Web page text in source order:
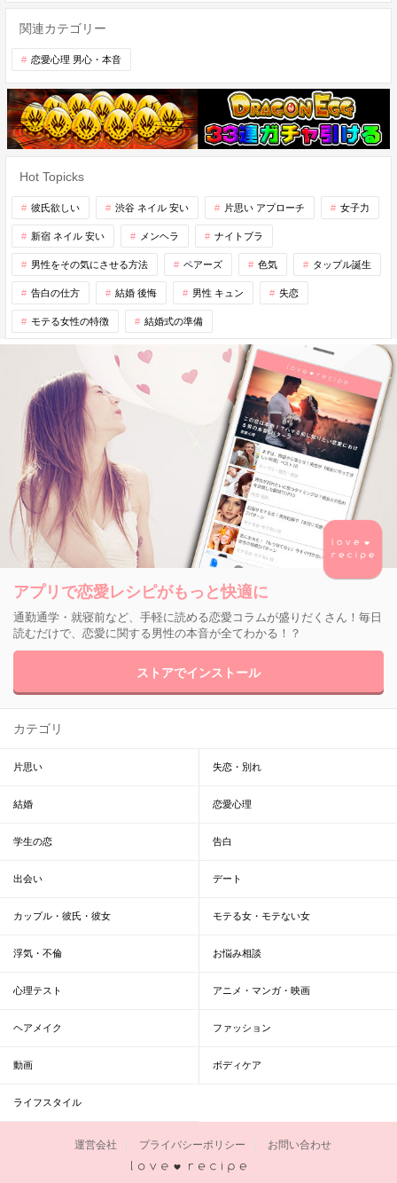
関連カテゴリー
恋愛心理 男心・本音
Hot Topicks
彼氏欲しい 渋谷 ネイル 安い 片思い アプローチ 女子力
新宿 ネイル 安い メンヘラ ナイトブラ
男性をその気にさせる方法 ペアーズ 色気 タップル誕生
告白の仕方 結婚 後悔 男性 キュン 失恋
モテる女性の特徴 結婚式の準備
アプリで恋愛レシピがもっと快適に
通勤通学・就寝前など、手軽に読める恋愛コラムが盛りだくさん！毎日
読むだけで、恋愛に関する男性の本音が全てわかる！？
ストアでインストール
カテゴリ
片思い 失恋・別れ
結婚 恋愛心理
学生の恋 告白
出会い デート
カップル・彼氏・彼女 モテる女・モテない女
浮気・不倫 お悩み相談
心理テスト アニメ・マンガ・映画
ヘアメイク ファッション
動画 ボディケア
ライフスタイル
運営会社 プライバシーポリシー お問い合わせ